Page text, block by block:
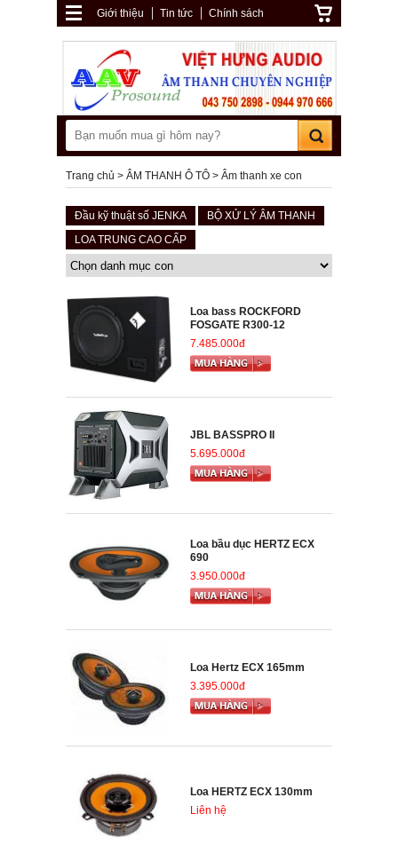
Giới thiệu Tin tức Chính sách
Trang chủ ÂM THANH Ô TÔ Âm thanh xe con
Đầu kỹ thuật số JENKA
BỘ XỬ LÝ ÂM THANH
LOA TRUNG CAO CẤP
Loa bass ROCKFORD
FOSGATE R300-12
7.485.000đ
JBL BASSPRO II
5.695.000đ
Loa bầu dục HERTZ ECX
690
3.950.000đ
Loa Hertz ECX 165mm
3.395.000đ
Loa HERTZ ECX 130mm
Liên hệ